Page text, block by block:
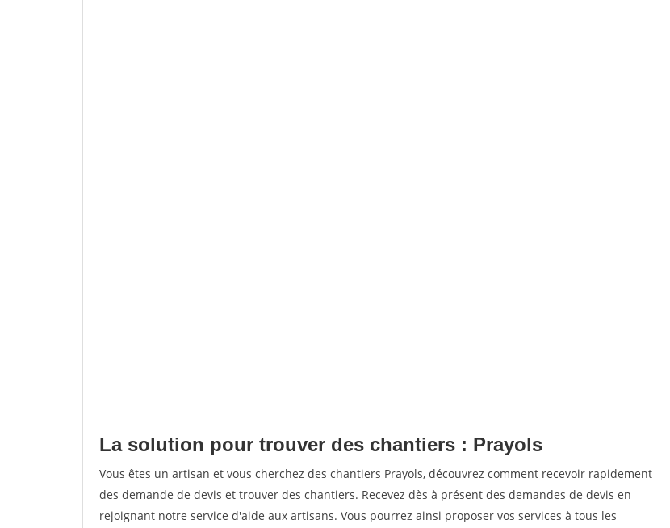
La solution pour trouver des chantiers : Prayols
Vous êtes un artisan et vous cherchez des chantiers Prayols, découvrez comment recevoir rapidement
des demande de devis et trouver des chantiers. Recevez dès à présent des demandes de devis en
rejoignant notre service d'aide aux artisans. Vous pourrez ainsi proposer vos services à tous les